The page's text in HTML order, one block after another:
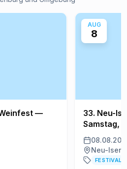
—
AUG
8
33. Neu-
Samstag,
Neu-
FESTIVAL